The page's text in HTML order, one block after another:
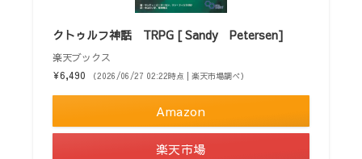
クトゥルフ神話 TRPG [ Sandy Petersen]
楽天ブックス
¥6,490
（2026/06/27 02:22時点 | 楽天市場調べ）
Amazon
楽天市場